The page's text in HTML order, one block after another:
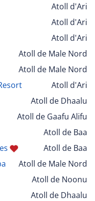
Atoll d'Ari
Atoll d'Ari
Atoll d'Ari
Atoll de Male Nord
Atoll de Male Nord
Atoll d'Ari
Atoll de Dhaalu
Atoll de Gaafu Alifu
Atoll de Baa
Atoll de Baa
Atoll de Male Nord
Atoll de Noonu
Atoll de Dhaalu